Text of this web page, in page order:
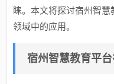
睐。本文将探讨宿州智
领域中的应用。
宿州智慧教育平